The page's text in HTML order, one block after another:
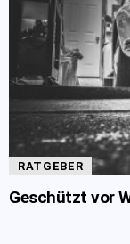
RATGEBER
Geschützt vor